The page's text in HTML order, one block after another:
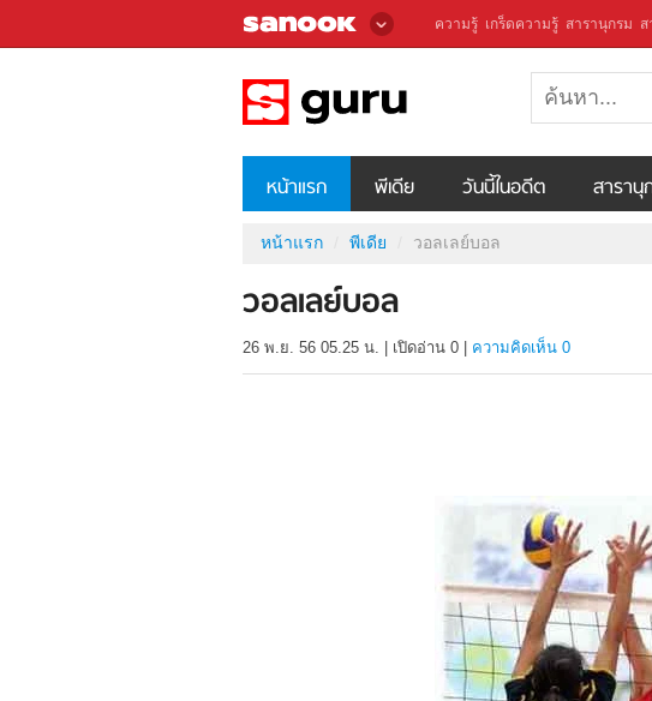
ความรู้ เกร็ดความรู้ สารานุกรม ส
หน้าแรก พีเดีย วันนี้ในอดีต สารานุ
หน้าแรก พีเดีย วอลเลย์บอล
วอลเลย์บอล
26 พ.ย. 56 05.25 น. เปิดอ่าน 0 ความคิดเห็น 0